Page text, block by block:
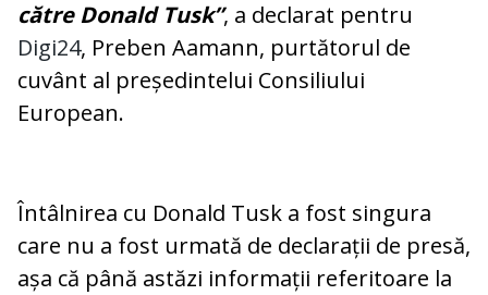
către Donald Tusk”, a declarat pentru
Digi24, Preben Aamann, purtătorul de
cuvânt al președintelui Consiliului
European.
Întâlnirea cu Donald Tusk a fost singura
care nu a fost urmată de declarații de presă,
așa că până astăzi informații referitoare la